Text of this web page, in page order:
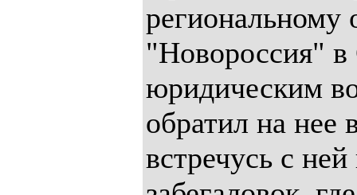
"Новороссия" в
юридическим
обратил на нее
встречусь с